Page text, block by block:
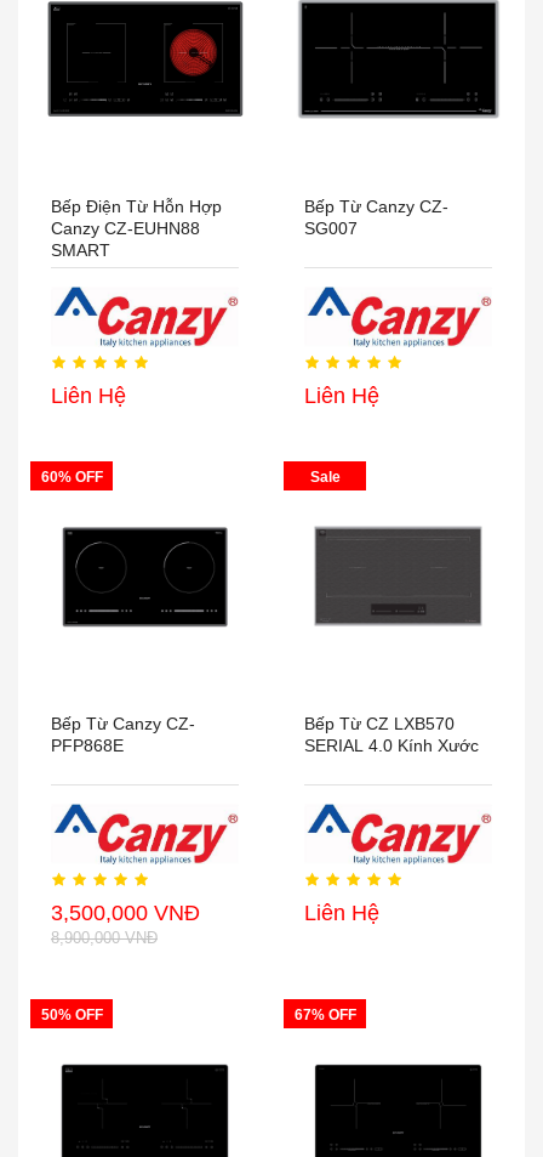
Bếp Điện Từ Hỗn Hợp
Canzy CZ-EUHN88
SMART
Liên Hệ
Bếp Từ Canzy CZ-
SG007
Liên Hệ
60% OFF
Bếp Từ Canzy CZ-
PFP868E
3,500,000 VNĐ
8,900,000 VNĐ
Sale
Bếp Từ CZ LXB570
SERIAL 4.0 Kính Xước
Liên Hệ
50% OFF 67% OFF